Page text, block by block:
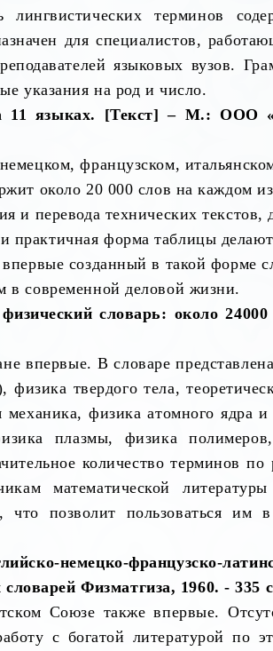
лингвистических терминов
для специалистов,
языковых вузов.
указания на род и число.
11 языках. [Текст] – М.: ООО
французском,
около 20 000 слов на каждом
и перевода технических текстов,
практичная форма таблицы
созданный в такой форме
в современной деловой жизни.
словарь: около
впервые. В словаре
твердого тела,
механика, физика атомного ядра
плазмы, физика
количество терминов
математической
позволит пользоваться им в
немецко-французско-
Физматгиза, 1960. - 335
Союзе также впервые.
с богатой литературой по